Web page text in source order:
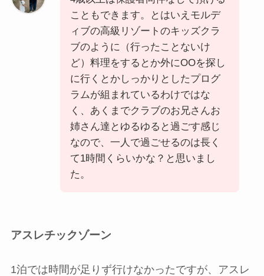
こともできます。とはいえモルデ
ィブの高級リゾートのキッズクラ
ブのように（行ったことないけ
ど）料理をするとか外にOOを探し
に行くとかしっかりとしたプログ
ラムが組まれているわけではな
く、あくまでクラブのお兄さんお
姉さん達とゆるゆると過ごす感じ
なので、一人で過ごせるのは長く
て1時間くらいかな？と思いまし
た。
アスレチックゾーン
1泊では時間が足りず行けなかったですが、アスレ